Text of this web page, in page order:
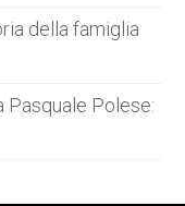
della famiglia
Pasquale Polese: